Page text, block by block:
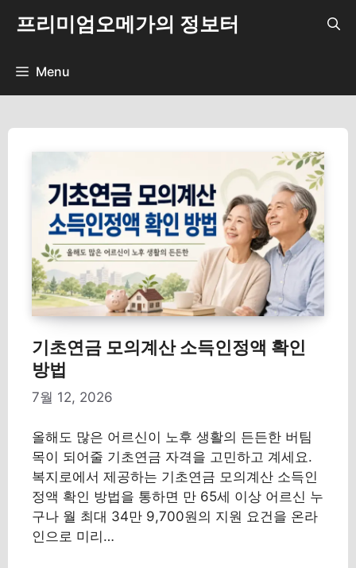
뛰
프리미엄오메가의 정보터
Menu
기초연금 모의계산 소득인정액 확인
방법
7월 12, 2026
올해도 많은 어르신이 노후 생활의 든든한 버팀
목이 되어줄 기초연금 자격을 고민하고 계세요.
복지로에서 제공하는 기초연금 모의계산 소득인
정액 확인 방법을 통하면 만 65세 이상 어르신 누
구나 월 최대 34만 9,700원의 지원 요건을 온라
인으로 미리…